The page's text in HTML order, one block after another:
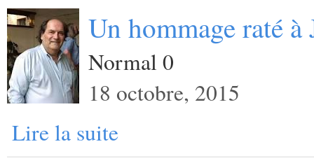
Un hommage raté à
Normal 0
18 octobre, 2015
Lire la suite